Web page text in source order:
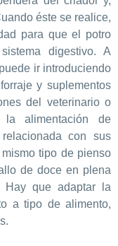
éste se realice,
para que el potro
digestivo. A
ir introduciendo
y suplementos
del veterinario o
alimentación de
con sus
tipo de pienso
de doce en plena
Hay que adaptar la
a tipo de alimento,